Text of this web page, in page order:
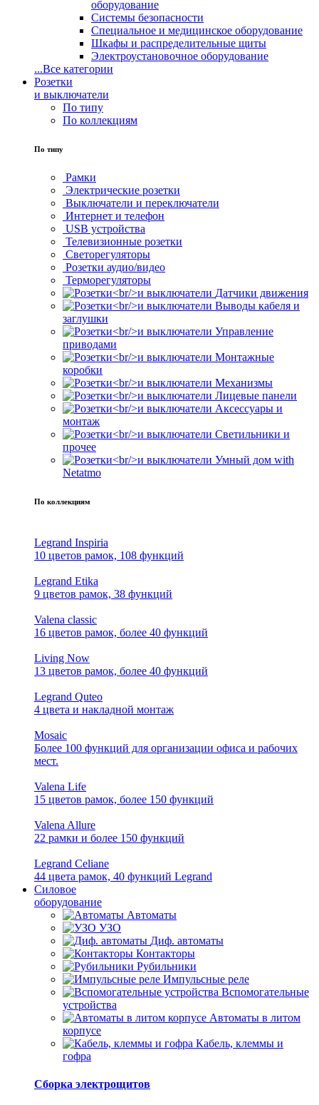
оборудование
Системы безопасности
Специальное и медицинское оборудование
Шкафы и распределительные щиты
Электроустановочное оборудование
...Все категории
Розетки
и выключатели
По типу
По коллекциям
По типу
Рамки
Электрические розетки
Выключатели и переключатели
Интернет и телефон
USB устройства
Телевизионные розетки
Светорегуляторы
Розетки аудио/видео
Терморегуляторы
Датчики движения
Выводы кабеля и
заглушки
Управление
приводами
Монтажные
коробки
Механизмы
Лицевые панели
Аксессуары и
монтаж
Светильники и
прочее
Умный дом with
Netatmo
По коллекциям
Legrand Inspiria
10 цветов рамок, 108 функций
Legrand Etika
9 цветов рамок, 38 функций
Valena classic
16 цветов рамок, более 40 функций
Living Now
13 цветов рамок, более 40 функций
Legrand Quteo
4 цвета и накладной монтаж
Mosaic
Более 100 функций для организации офиса и рабочих
мест.
Valena Life
15 цветов рамок, более 150 функций
Valena Allure
22 рамки и более 150 функций
Legrand Celiane
44 цвета рамок, 40 функций Legrand
Силовое
оборудование
Автоматы
УЗО
Диф. автоматы
Контакторы
Рубильники
Импульсные реле
Вспомогательные
устройства
Автоматы в литом
корпусе
Кабель, клеммы и
гофра
Сборка электрощитов